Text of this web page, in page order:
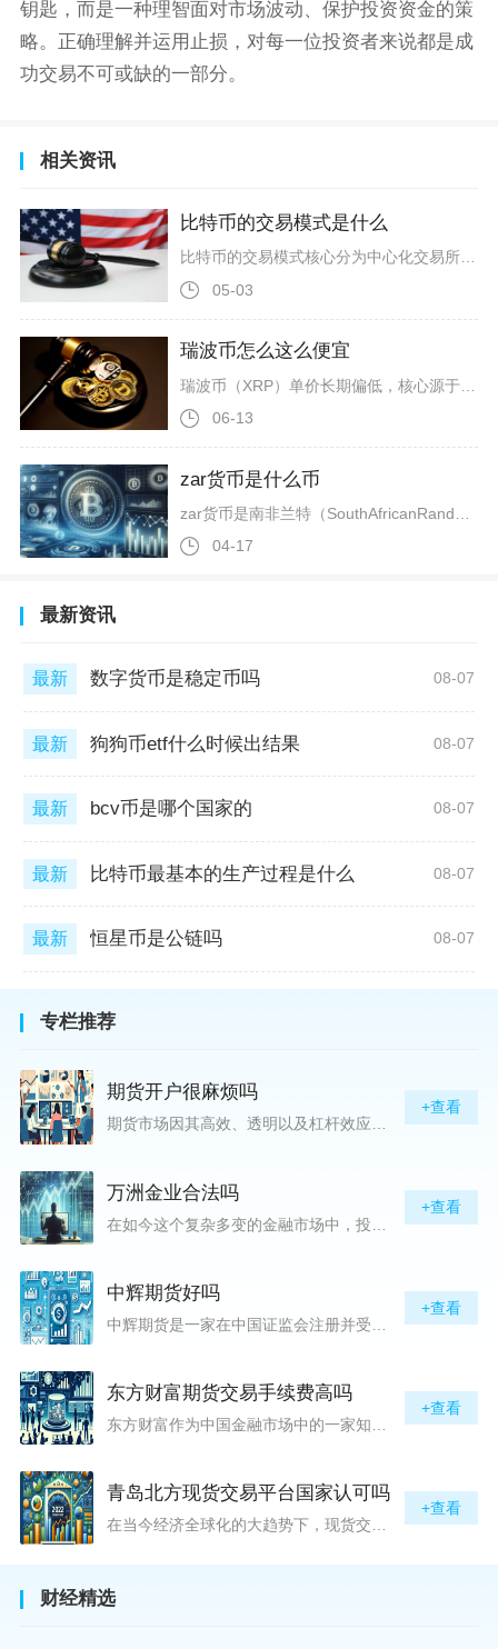
钥匙，而是一种理智面对市场波动、保护投资资金的策
略。正确理解并运用止损，对每一位投资者来说都是成
功交易不可或缺的一部分。
相关资讯
比特币的交易模式是什么
比特币的交易模式核心分为中心化交易所现货交易、衍生品合约交易、场外OTC/P2P交易、去中心化交易所交易四大类，同时底层依托UTXO模型与区块链共识机制完成链上结算，整体覆盖从基础持币到高风险投机、从中心化中介到去中心化点对点的完整交易体系。中心化交易所的现货交易是比特币最主流的基础交易模式，用户在币安、Coinbase等平台完成注册与实名认证后，可使用法币或USDT等稳定币直接买卖比特币，交易以即时市价或限价委托撮合，成交后比特币资产即刻划转至平台账户，支持T+0实时结算，
05-03
瑞波币怎么这么便宜
06-13
zar货币是什么币
04-17
最新资讯
最新 数字货币是稳定币吗 08-07
最新 狗狗币etf什么时候出结果 08-07
最新 bcv币是哪个国家的 08-07
最新 比特币最基本的生产过程是什么 08-07
最新 恒星币是公链吗 08-07
专栏推荐
期货开户很麻烦吗
期货市场因其高效、透明以及杠杆效应而吸引着众多投资者的目光，但对初入此市场的新手而言，最初的一步——开户，往往充满了疑惑与顾虑，“期货开户很麻烦吗？”这是许多人的疑问。首先要明确的是，在中国进行期货交易需要通过正规的期货公司来开立账户。期货公司作为专业的金融服务机构，能够提供期货交易进出、风险管理等服务。因监管要求严格，期货开户过程中涉及到的身份验证、风险评估等步骤确实比较繁琐，但这些都是为了保护投资者的利益而设定的。开户流程一般包括：选择期货公司、提交个人资料进行身份验证、
+查看
万洲金业合法吗
+查看
中辉期货好吗
+查看
东方财富期货交易手续费高吗
+查看
青岛北方现货交易平台国家认可吗
+查看
财经精选